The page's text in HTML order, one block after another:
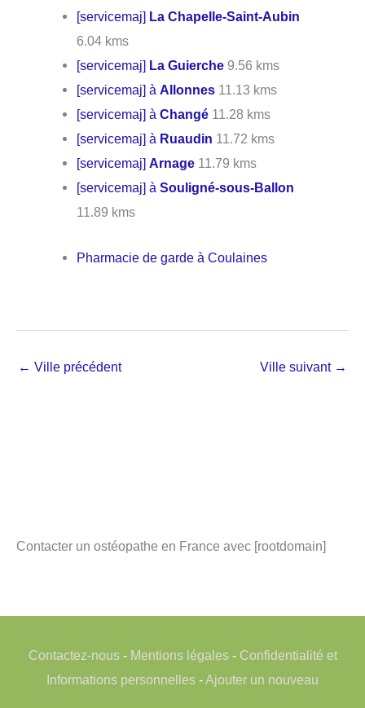
[servicemaj] La Chapelle-Saint-Aubin
6.04 kms
[servicemaj] La Guierche 9.56 kms
[servicemaj] àAllonnes 11.13 kms
[servicemaj] àChangé 11.28 kms
[servicemaj] à Ruaudin 11.72 kms
[servicemaj]Arnage 11.79 kms
[servicemaj] àSouligné-sous-Ballon
11.89 kms
Pharmacie de garde à Coulaines
← Ville précédent Ville suivant →
Contacter un ostéopathe en France avec [rootdomain]
Contactez-nous- Mentions légales- Confidentialité et
Informations personnelles -Ajouter un nouveau